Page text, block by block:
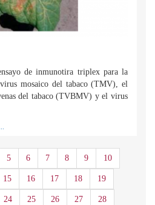
de inmunotira triplex para la
mosaico del tabaco (TMV), el
del tabaco (TVBMV) y el virus
5 6 7 8 9 10
15 16 17 18 19
24 25 26 27 28